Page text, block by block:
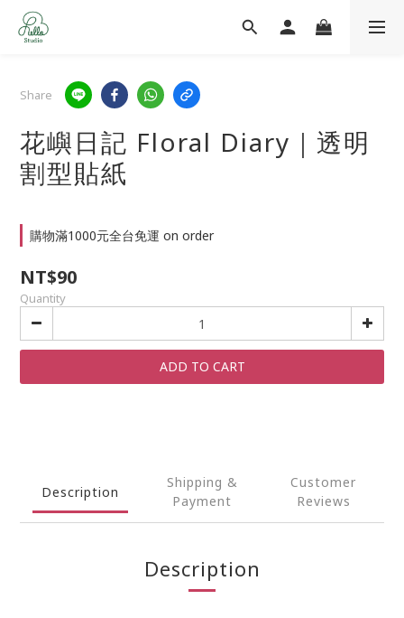
Share
花嶼日記 Floral Diary｜透明
割型貼紙
購物滿1000元全台免運 on order
NT$90
Quantity
ADD TO CART
Description
Shipping &
Payment
Customer
Reviews
Description